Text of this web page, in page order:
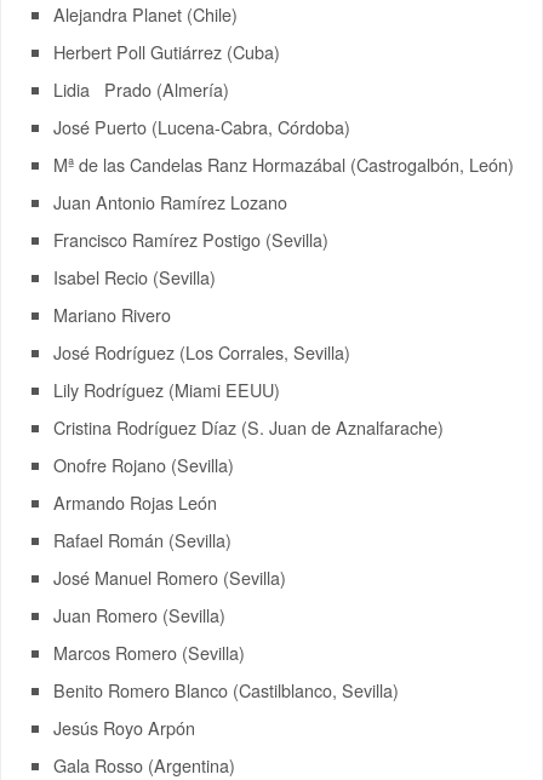
Alejandra Planet (Chile)
Herbert Poll Gutiárrez (Cuba)
Lidia Prado (Almería)
José Puerto (Lucena-Cabra, Córdoba)
Mª de las Candelas Ranz Hormazábal (Castrogalbón, León)
Juan Antonio Ramírez Lozano
Francisco Ramírez Postigo (Sevilla)
Isabel Recio (Sevilla)
Mariano Rivero
José Rodríguez (Los Corrales, Sevilla)
Lily Rodríguez (Miami EEUU)
Cristina Rodríguez Díaz (S. Juan de Aznalfarache)
Onofre Rojano (Sevilla)
Armando Rojas León
Rafael Román (Sevilla)
José Manuel Romero (Sevilla)
Juan Romero (Sevilla)
Marcos Romero (Sevilla)
Benito Romero Blanco (Castilblanco, Sevilla)
Jesús Royo Arpón
Gala Rosso (Argentina)